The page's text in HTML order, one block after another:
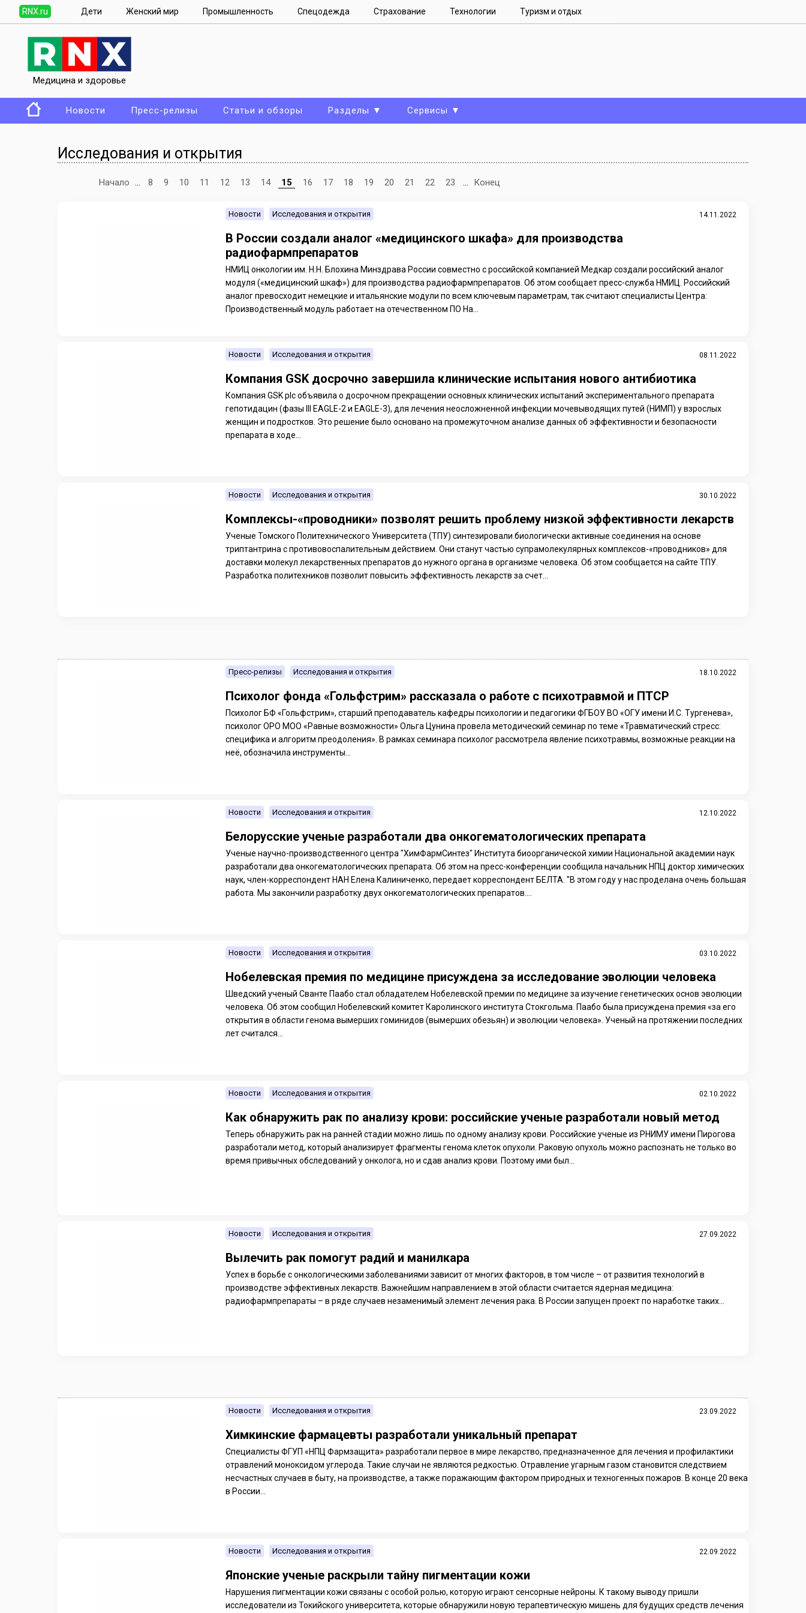
RNX.ru Дети Женский мир Промышленность Спецодежда Страхование Технологии Туризм и отдых
Медицина и здоровье
Новости Пресс-релизы Статьи и обзоры Разделы ▼ Сервисы ▼
Исследования и открытия
Начало ... 8 9 10 11 12 13 14 15 16 17 18 19 20 21 22 23 ... Конец
14.11.2022
Новости Исследования и открытия
В России создали аналог «медицинского шкафа» для производства
радиофармпрепаратов
НМИЦ онкологии им. Н.Н. Блохина Минздрава России совместно с российской компанией Медкар создали российский аналог
модуля («медицинский шкаф») для производства радиофармпрепаратов. Об этом сообщает пресс-служба НМИЦ. Российский
аналог превосходит немецкие и итальянские модули по всем ключевым параметрам, так считают специалисты Центра:
Производственный модуль работает на отечественном ПО На...
08.11.2022
Новости Исследования и открытия
Компания GSK досрочно завершила клинические испытания нового антибиотика
Компания GSK plc объявила о досрочном прекращении основных клинических испытаний экспериментального препарата
гепотидацин (фазы III EAGLE-2 и EAGLE-3), для лечения неосложненной инфекции мочевыводящих путей (НИМП) у взрослых
женщин и подростков. Это решение было основано на промежуточном анализе данных об эффективности и безопасности
препарата в ходе...
30.10.2022
Новости Исследования и открытия
Комплексы-«проводники» позволят решить проблему низкой эффективности лекарств
Ученые Томского Политехнического Университета (ТПУ) синтезировали биологически активные соединения на основе
триптантрина с противовоспалительным действием. Они станут частью супрамолекулярных комплексов-«проводников» для
доставки молекул лекарственных препаратов до нужного органа в организме человека. Об этом сообщается на сайте ТПУ.
Разработка политехников позволит повысить эффективность лекарств за счет...
18.10.2022
Пресс-релизы Исследования и открытия
Психолог фонда «Гольфстрим» рассказала о работе с психотравмой и ПТСР
Психолог БФ «Гольфстрим», старший преподаватель кафедры психологии и педагогики ФГБОУ ВО «ОГУ имени И.С. Тургенева»,
психолог ОРО МОО «Равные возможности» Ольга Цунина провела методический семинар по теме «Травматический стресс:
специфика и алгоритм преодоления». В рамках семинара психолог рассмотрела явление психотравмы, возможные реакции на
неё, обозначила инструменты...
12.10.2022
Новости Исследования и открытия
Белорусские ученые разработали два онкогематологических препарата
Ученые научно-производственного центра "ХимФармСинтез" Института биоорганической химии Национальной академии наук
разработали два онкогематологических препарата. Об этом на пресс-конференции сообщила начальник НПЦ доктор химических
наук, член-корреспондент НАН Елена Калиниченко, передает корреспондент БЕЛТА. "В этом году у нас проделана очень большая
работа. Мы закончили разработку двух онкогематологических препаратов....
03.10.2022
Новости Исследования и открытия
Нобелевская премия по медицине присуждена за исследование эволюции человека
Шведский ученый Сванте Паабо стал обладателем Нобелевской премии по медицине за изучение генетических основ эволюции
человека. Об этом сообщил Нобелевский комитет Каролинского института Стокгольма. Паабо была присуждена премия «за его
открытия в области генома вымерших гоминидов (вымерших обезьян) и эволюции человека». Ученый на протяжении последних
лет считался...
02.10.2022
Новости Исследования и открытия
Как обнаружить рак по анализу крови: российские ученые разработали новый метод
Теперь обнаружить рак на ранней стадии можно лишь по одному анализу крови. Российские ученые из РНИМУ имени Пирогова
разработали метод, который анализирует фрагменты генома клеток опухоли. Раковую опухоль можно распознать не только во
время привычных обследований у онколога, но и сдав анализ крови. Поэтому ими был...
27.09.2022
Новости Исследования и открытия
Вылечить рак помогут радий и манилкара
Успех в борьбе с онкологическими заболеваниями зависит от многих факторов, в том числе – от развития технологий в
производстве эффективных лекарств. Важнейшим направлением в этой области считается ядерная медицина:
радиофармпрепараты – в ряде случаев незаменимый элемент лечения рака. В России запущен проект по наработке таких...
23.09.2022
Новости Исследования и открытия
Химкинские фармацевты разработали уникальный препарат
Специалисты ФГУП «НПЦ Фармзащита» разработали первое в мире лекарство, предназначенное для лечения и профилактики
отравлений моноксидом углерода. Такие случаи не являются редкостью. Отравление угарным газом становится следствием
несчастных случаев в быту, на производстве, а также поражающим фактором природных и техногенных пожаров. В конце 20 века
в России...
22.09.2022
Новости Исследования и открытия
Японские ученые раскрыли тайну пигментации кожи
Нарушения пигментации кожи связаны с особой ролью, которую играют сенсорные нейроны. К такому выводу пришли
исследователи из Токийского университета, которые обнаружили новую терапевтическую мишень для будущих средств лечения